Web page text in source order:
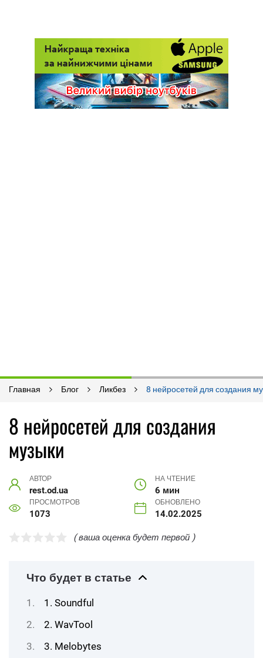
Главная Блог Ликбез 8 нейросетей для создания
8 нейросетей для создания
музыки
АВТОР
rest.od.ua
НА ЧТЕНИЕ
6 мин
ПРОСМОТРОВ
1073
ОБНОВЛЕНО
14.02.2025
( ваша оценка будет первой )
Что будет в статье
1. Soundful
2. WavTool
3. Melobytes